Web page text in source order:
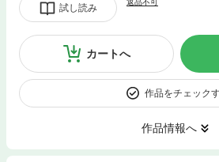
試し読み
返品不可
カートへ
作品をチェック
作品情報へ